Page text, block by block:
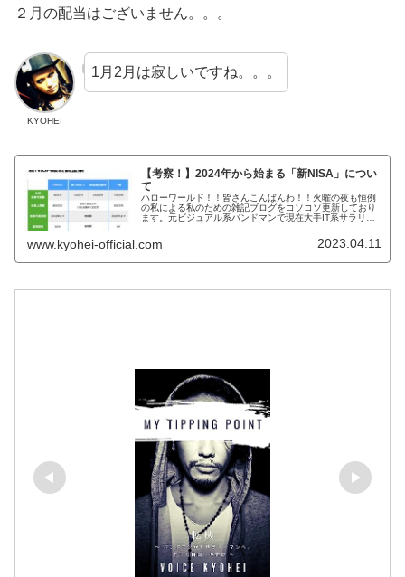
２月の配当はございません。。。
KYOHEI
1月2月は寂しいですね。。。
【考察！】2024年から始まる「新NISA」につい
て
ハローワールド！！皆さんこんばんわ！！火曜の夜も恒例
の私による私のための雑記ブログをコソコソ更新しており
ます。元ビジュアル系バンドマンで現在大手IT系サラリー
www.kyohei-official.com 2023.04.11